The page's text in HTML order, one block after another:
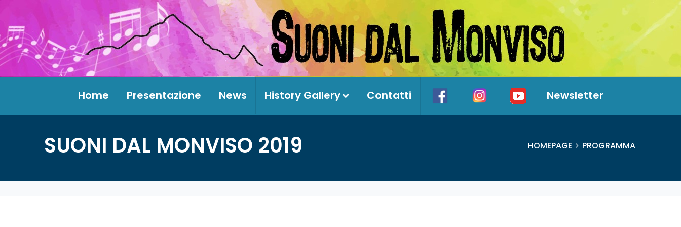
Home Presentazione News History Gallery Contatti Newsletter
SUONI DAL MONVISO 2019 HOMEPAGE PROGRAMMA